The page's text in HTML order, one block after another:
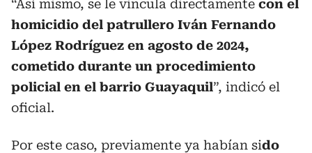
“Así mismo, se le vincula directamente con el
homicidio del patrullero Iván Fernando
López Rodríguez en agosto de 2024,
cometido durante un procedimiento
policial en el barrio Guayaquil”, indicó el
oficial.
Por este caso, previamente ya habían sido